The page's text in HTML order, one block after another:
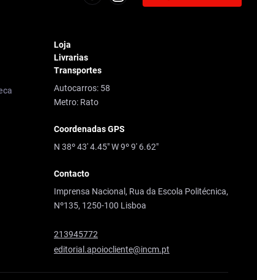
Loja
Livrarias
Transportes
Autocarros: 58
Metro: Rato
Coordenadas GPS
N 38º 43' 4.45" W 9º 9' 6.62"
Contacto
Imprensa Nacional, Rua da Escola Politécnica,
Nº135, 1250-100 Lisboa
213945772
editorial.apoiocliente@incm.pt